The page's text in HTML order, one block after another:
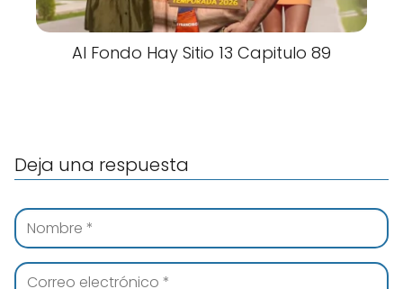
Al Fondo Hay Sitio 13 Capitulo 89
Deja una respuesta